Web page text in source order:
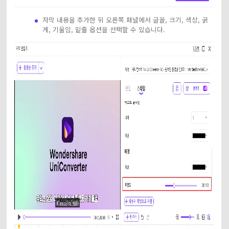
자막 내용을 추가한 뒤 오른쪽 패널에서 글꼴, 크기, 색상, 굵
게, 기울임, 밑줄 옵션을 선택할 수 있습니다.